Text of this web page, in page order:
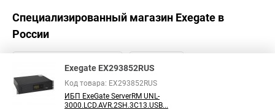
Специализированный магазин Exegate в
России
Exegate EX293852RUS
Код товара: EX293852RUS
ИБП ExeGate ServerRM UNL-
3000.LCD.AVR.2SH.3C13.USB...